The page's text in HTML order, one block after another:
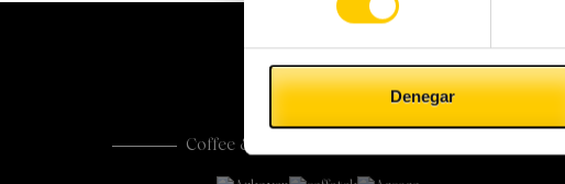
Denegar
Coffee & Vending Systems Division